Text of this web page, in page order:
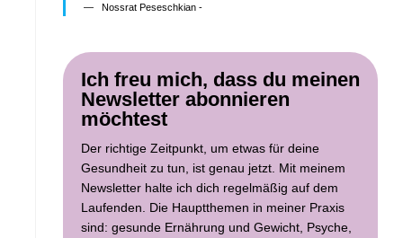
Nossrat Peseschkian -
Ich freu mich, dass du meinen
Newsletter abonnieren
möchtest
Der richtige Zeitpunkt, um etwas für deine
Gesundheit zu tun, ist genau jetzt. Mit meinem
Newsletter halte ich dich regelmäßig auf dem
Laufenden. Die Hauptthemen in meiner Praxis
sind: gesunde Ernährung und Gewicht, Psyche,